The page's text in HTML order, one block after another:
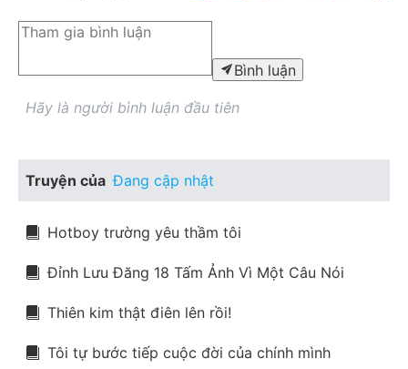
Bình luận
Hãy là người bình luận đầu tiên
Truyện của Đang cập nhật
Hotboy trường yêu thầm tôi
Đỉnh Lưu Đăng 18 Tấm Ảnh Vì Một Câu Nói
Thiên kim thật điên lên rồi!
Tôi tự bước tiếp cuộc đời của chính mình